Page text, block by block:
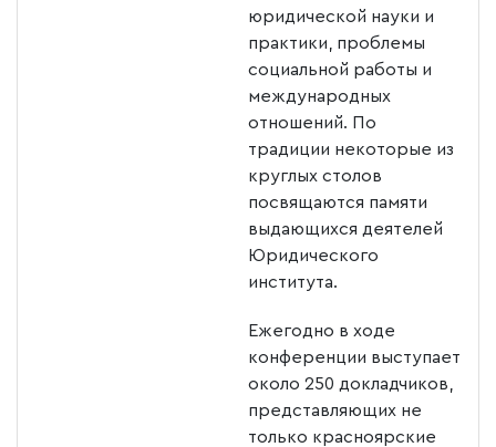
юридической науки и
практики, проблемы
социальной работы и
международных
отношений. По
традиции некоторые из
круглых столов
посвящаются памяти
выдающихся деятелей
Юридического
института.
Ежегодно в ходе
конференции выступает
около 250 докладчиков,
представляющих не
только красноярские